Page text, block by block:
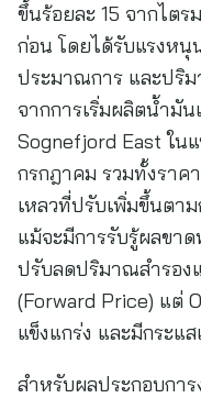
ขึ้นร้อยละ 15 จากไต
ก่อน โดยได้รับแรงห
ประมาณการ และปริ
จากการเริ่มผลิตน้ำมั
Sognefjord East ใน
กรกฎาคม รวมทั้งราค
เหลวที่ปรับเพิ่มขึ้นตา
แม้จะมีการรับรู้ผลขา
ปรับลดปริมาณสำรอง
(Forward Price) แต่
แข็งแกร่ง และมีกระแ
สำหรับผลประกอบกา